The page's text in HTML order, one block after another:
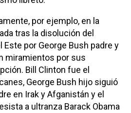
por ejemplo, en la
tras la disolución del
Este por George Bush padre y
miramientos por sus
Bill Clinton fue el
George Bush hijo siguió
en Irak y Afganistán y el
a ultranza Barack Obama